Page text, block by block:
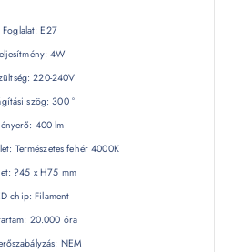
Foglalat: E27
4W
220-240V
szög: 300 °
400 lm
Természetes fehér 4000K
?45 x H75 mm
chip: Filament
20.000 óra
NEM